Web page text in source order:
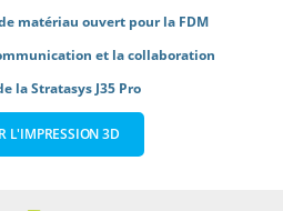
matériau ouvert pour la FDM
et la collaboration
la Stratasys J35 Pro
L'IMPRESSION 3D